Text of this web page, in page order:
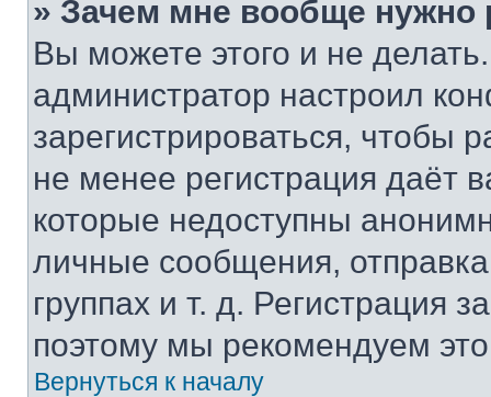
» Зачем мне вообще нужно
Вы можете этого и не
администратор настроил
зарегистрироваться, чтобы
не менее регистрация даёт
которые недоступны
личные сообщения,
группах и т. д. Регистрация
поэтому мы рекомендуем
Вернуться к началу